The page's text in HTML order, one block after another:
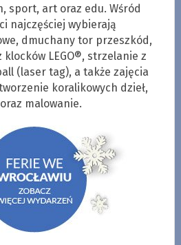
sport, art oraz edu. Wśród
najczęściej wybierają
dmuchany tor przeszkód,
LEGO®, strzelanie z
(laser tag), a także zajęcia
koralikowych dzieł,
malowanie.